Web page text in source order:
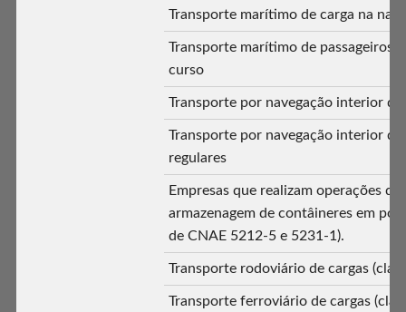
Transporte marítimo de carga na
Transporte marítimo de passageiros
curso
Transporte por navegação interior de
Transporte por navegação interior de
regulares
Empresas que realizam operações de
armazenagem de contâineres em
de CNAE 5212-5 e 5231-1).
Transporte rodoviário de cargas
Transporte ferroviário de cargas